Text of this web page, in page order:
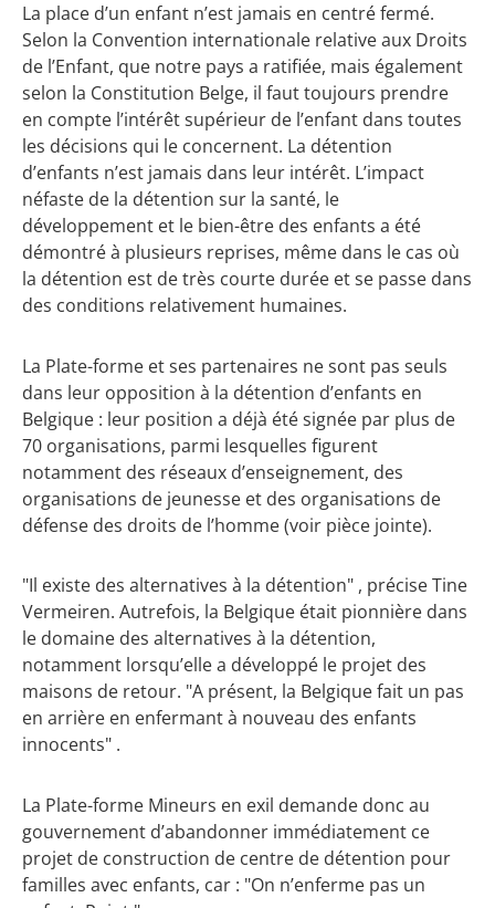
La place d’un enfant n’est jamais en centré fermé.
Selon la Convention internationale relative aux Droits
de l’Enfant, que notre pays a ratifiée, mais également
selon la Constitution Belge, il faut toujours prendre
en compte l’intérêt supérieur de l’enfant dans toutes
les décisions qui le concernent. La détention
d’enfants n’est jamais dans leur intérêt. L’impact
néfaste de la détention sur la santé, le
développement et le bien-être des enfants a été
démontré à plusieurs reprises, même dans le cas où
la détention est de très courte durée et se passe dans
des conditions relativement humaines.
La Plate-forme et ses partenaires ne sont pas seuls
dans leur opposition à la détention d’enfants en
Belgique : leur position a déjà été signée par plus de
70 organisations, parmi lesquelles figurent
notamment des réseaux d’enseignement, des
organisations de jeunesse et des organisations de
défense des droits de l’homme (voir pièce jointe).
"Il existe des alternatives à la détention" , précise Tine
Vermeiren. Autrefois, la Belgique était pionnière dans
le domaine des alternatives à la détention,
notamment lorsqu’elle a développé le projet des
maisons de retour. "A présent, la Belgique fait un pas
en arrière en enfermant à nouveau des enfants
innocents" .
La Plate-forme Mineurs en exil demande donc au
gouvernement d’abandonner immédiatement ce
projet de construction de centre de détention pour
familles avec enfants, car : "On n’enferme pas un